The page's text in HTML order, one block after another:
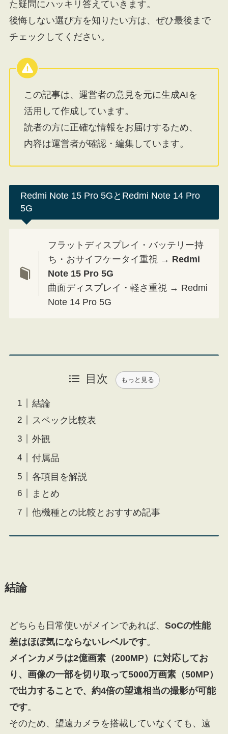
た疑問にハッキリ答えていきます。
後悔しない選び方を知りたい方は、ぜひ最後まで
チェックしてください。
この記事は、運営者の意見を元に生成AIを
活用して作成しています。
読者の方に正確な情報をお届けするため、
内容は運営者が確認・編集しています。
Redmi Note 15 Pro 5GとRedmi Note 14 Pro
5G
フラットディスプレイ・バッテリー持
ち・おサイフケータイ重視 → Redmi
Note 15 Pro 5G
曲面ディスプレイ・軽さ重視 → Redmi
Note 14 Pro 5G
目次 もっと見る
結論
スペック比較表
外観
付属品
各項目を解説
まとめ
他機種との比較とおすすめ記事
結論
どちらも日常使いがメインであれば、 SoCの性能
差はほぼ気にならないレベルです。
メインカメラは2億画素（200MP）に対応してお
り、画像の一部を切り取って5000万画素（50MP）
で出力することで、約4倍の望遠相当の撮影が可能
です。
そのため、望遠カメラを搭載していなくても、遠